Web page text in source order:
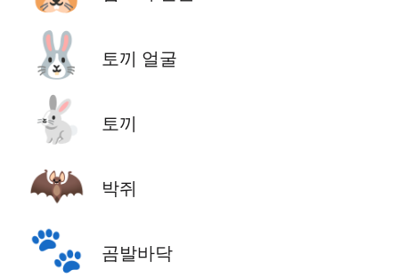
🐰 토끼 얼굴
🐇 토끼
🦇 박쥐
🐾 곰발바닥